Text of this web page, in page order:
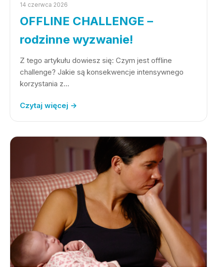
14 czerwca 2026
OFFLINE CHALLENGE –
rodzinne wyzwanie!
Z tego artykułu dowiesz się: Czym jest offline
challenge? Jakie są konsekwencje intensywnego
korzystania z…
Czytaj więcej →